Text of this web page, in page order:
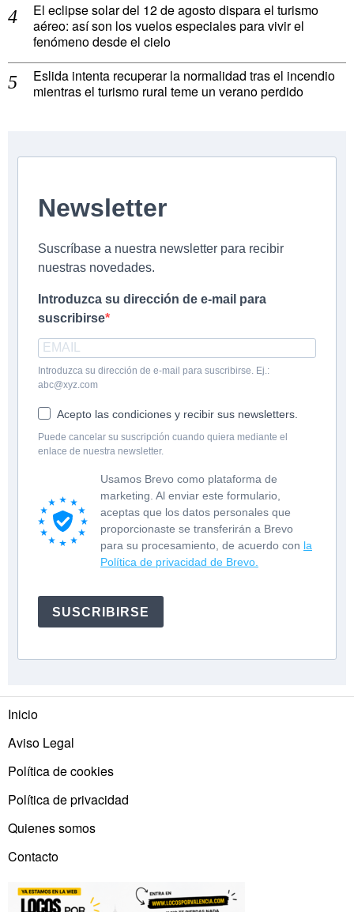
El eclipse solar del 12 de agosto dispara el turismo
aéreo: así son los vuelos especiales para vivir el
fenómeno desde el cielo
Eslida intenta recuperar la normalidad tras el incendio
mientras el turismo rural teme un verano perdido
Newsletter
Suscríbase a nuestra newsletter para recibir
nuestras novedades.
Introduzca su dirección de e-mail para
suscribirse
Introduzca su dirección de e-mail para suscribirse. Ej.:
abc@xyz.com
Acepto las condiciones y recibir sus newsletters.
Puede cancelar su suscripción cuando quiera mediante el
enlace de nuestra newsletter.
Usamos Brevo como plataforma de
marketing. Al enviar este formulario,
aceptas que los datos personales que
proporcionaste se transferirán a Brevo
para su procesamiento, de acuerdo con la
Política de privacidad de Brevo.
SUSCRIBIRSE
Inicio
Aviso Legal
Política de cookies
Política de privacidad
Quienes somos
Contacto